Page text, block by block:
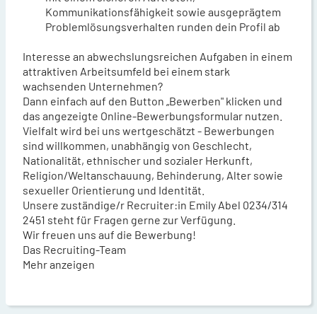
Kommunikationsfähigkeit sowie ausgeprägtem
Problemlösungsverhalten runden dein Profil ab
Interesse an abwechslungsreichen Aufgaben in einem
attraktiven Arbeitsumfeld bei einem stark
wachsenden Unternehmen?
Dann einfach auf den Button „Bewerben" klicken und
das angezeigte Online-Bewerbungsformular nutzen.
Vielfalt wird bei uns wertgeschätzt - Bewerbungen
sind willkommen, unabhängig von Geschlecht,
Nationalität, ethnischer und sozialer Herkunft,
Religion/Weltanschauung, Behinderung, Alter sowie
sexueller Orientierung und Identität.
Unsere zuständige/r Recruiter:in Emily Abel 0234/314
2451 steht für Fragen gerne zur Verfügung.
Wir freuen uns auf die Bewerbung!
Das Recruiting-Team
Mehr anzeigen